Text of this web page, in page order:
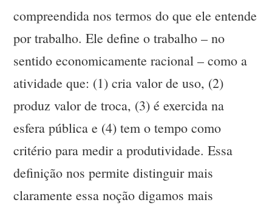
compreendida nos termos do que ele entende
por trabalho. Ele define o trabalho – no
sentido economicamente racional – como a
atividade que: (1) cria valor de uso, (2)
produz valor de troca, (3) é exercida na
esfera pública e (4) tem o tempo como
critério para medir a produtividade. Essa
definição nos permite distinguir mais
claramente essa noção digamos mais